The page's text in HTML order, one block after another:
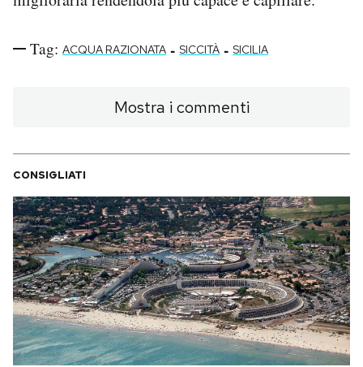
Tag: ACQUA RAZIONATA - SICCITÀ - SICILIA
Mostra i commenti
CONSIGLIATI